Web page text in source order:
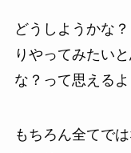
どうしようかな
りやってみたい
な？って思えるよ
もちろん全てで